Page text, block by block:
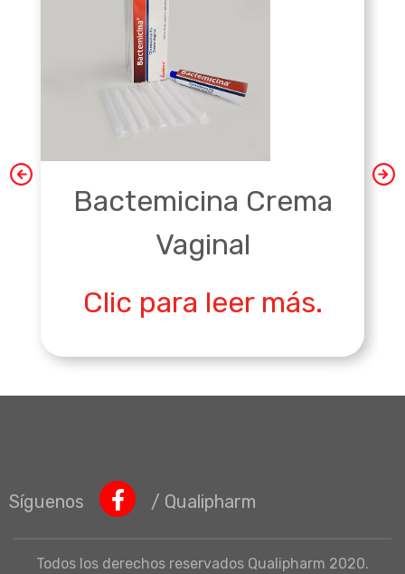
Bactemicina Crema
Vaginal
Clic para leer más.
Síguenos / Qualipharm
Todos los derechos reservados Qualipharm 2020.